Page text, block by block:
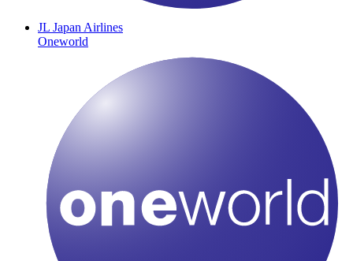
JL Japan Airlines
Oneworld